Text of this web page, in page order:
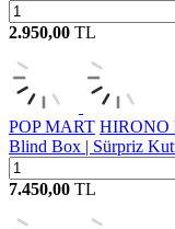
2.950,00 TL
POP MART HIRONO
Blind Box | Sürpriz
7.450,00 TL